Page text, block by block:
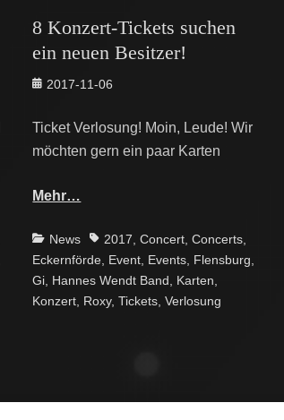
8 Konzert-Tickets suchen
ein neuen Besitzer!
Posted
2017-11-06
Ticket Verlosung! Moin, Leude! Wir
möchten gern ein paar Karten
Mehr…
Categories
News Tags2017 ,Concert ,Concerts
Eckernförde Event Events Flensburg
Gi Hannes Wendt Band Karten
Konzert Roxy,Tickets ,Verlosung